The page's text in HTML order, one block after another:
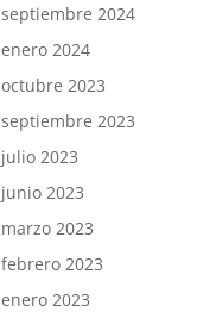
septiembre 2024
enero 2024
octubre 2023
septiembre 2023
julio 2023
junio 2023
marzo 2023
febrero 2023
enero 2023